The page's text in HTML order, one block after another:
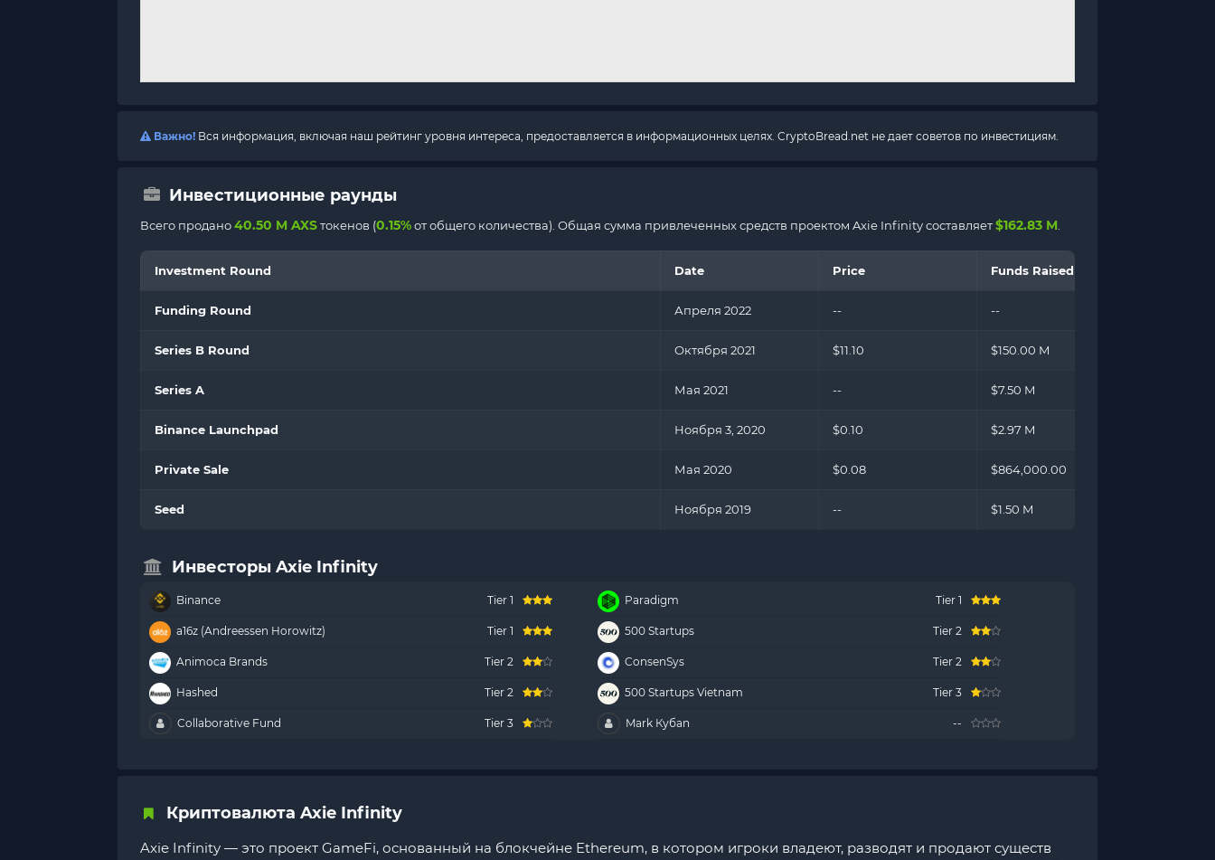
Важно! Вся информация, включая наш рейтинг уровня интереса, предоставляется в информационных целях. CryptoBread.net не дает советов по инвестициям.
Инвестиционные раунды
Всего продано40.50 M AXSтокенов (0.15%от общего количества). Общая сумма привлеченных средств проектом Axie Infinity составляет$162.83 M
Investment Round Date Price Funds Raised
Funding Round Апреля 2022 -- --
Series B Round Октября 2021 $11.10 $150.00 M
Series A Мая 2021 -- $7.50 M
Binance Launchpad Ноября 3, 2020 $0.10 $2.97 M
Private Sale Мая 2020 $0.08 $864,000.00
Seed Ноября 2019 -- $1.50 M
Инвесторы Axie Infinity
Binance Tier 1 Paradigm Tier 1
a16z (Andreessen Horowitz) Tier 1 500 Startups Tier 2
Animoca Brands Tier 2 ConsenSys Tier 2
Hashed Tier 2 500 Startups Vietnam Tier 3
Collaborative Fund Tier 3 Mark Кубаn --
Криптовалюта Axie Infinity
Axie Infinity — это проект GameFi, основанный на блокчейне Ethereum, в котором игроки владеют, разводят и продают существ